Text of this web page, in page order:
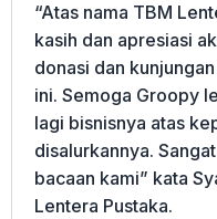
“Atas nama TBM
kasih dan apresiasi
donasi dan
ini. Semoga Groopy
lagi bisnisnya atas
disalurkannya.
bacaan kami” kata
Lentera Pustaka.